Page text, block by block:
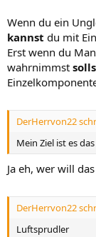
Wenn du ein
kannst du mit
Erst wenn du
wahrnimmst
DerHerrvon22
Mein Ziel ist es
Ja eh, wer will
DerHerrvon22
Luftsprudler